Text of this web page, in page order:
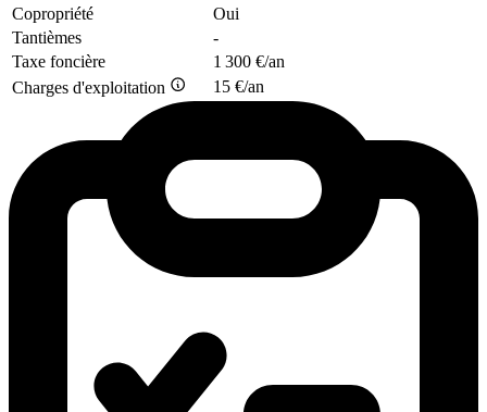
Copropriété
Oui
Tantièmes
-
Taxe foncière
1 300 €/an
Charges d'exploitation
15 €/an